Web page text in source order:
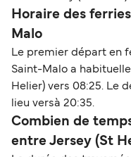
Horaire des
Malo
Le premier départ en
Saint-Malo a
Helier) vers 08:25. Le
lieu versà 20:35.
Combien de
entre Jersey (St